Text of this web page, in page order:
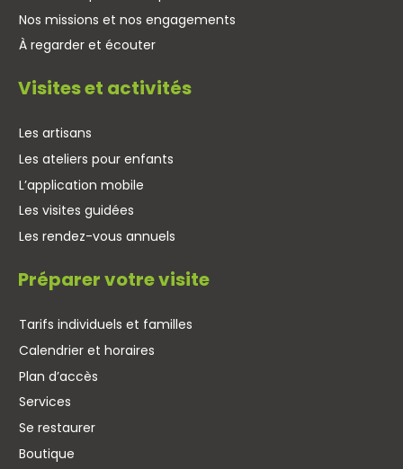
Nos missions et nos engagements
À regarder et écouter
Visites et activités
Les artisans
Les ateliers pour enfants
L’application mobile
Les visites guidées
Les rendez-vous annuels
Préparer votre visite
Tarifs individuels et familles
Calendrier et horaires
Plan d’accès
Services
Se restaurer
Boutique